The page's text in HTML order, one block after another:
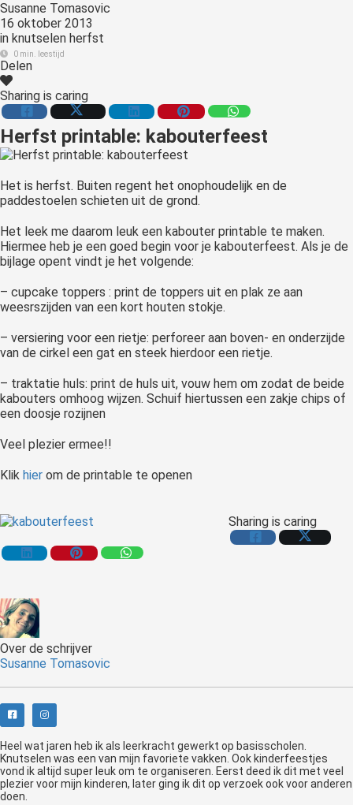
Susanne Tomasovic
16 oktober 2013
in knutselen herfst
0 min. leestijd
Delen
Sharing is caring
Herfst printable: kabouterfeest
Het is herfst. Buiten regent het onophoudelijk en de
paddestoelen schieten uit de grond.
Het leek me daarom leuk een kabouter printable te maken.
Hiermee heb je een goed begin voor je kabouterfeest. Als je de
bijlage opent vindt je het volgende:
– cupcake toppers : print de toppers uit en plak ze aan
weesrszijden van een kort houten stokje.
– versiering voor een rietje: perforeer aan boven- en onderzijde
van de cirkel een gat en steek hierdoor een rietje.
– traktatie huls: print de huls uit, vouw hem om zodat de beide
kabouters omhoog wijzen. Schuif hiertussen een zakje chips of
een doosje rozijnen
Veel plezier ermee!!
Klik hier om de printable te openen
Sharing is caring
Over de schrijver
Susanne Tomasovic
Heel wat jaren heb ik als leerkracht gewerkt op basisscholen.
Knutselen was een van mijn favoriete vakken. Ook kinderfeestjes
vond ik altijd super leuk om te organiseren. Eerst deed ik dit met veel
plezier voor mijn kinderen, later ging ik dit op verzoek ook voor anderen
doen.
worden
om
te
over
van
op
te
de
Hierdoor
website-
van